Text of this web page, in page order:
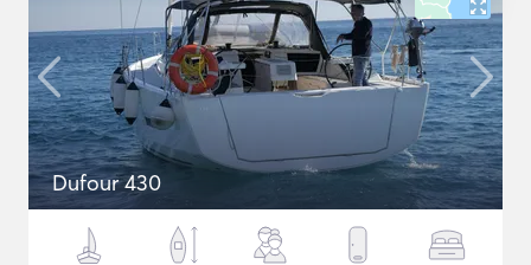
Dufour 430